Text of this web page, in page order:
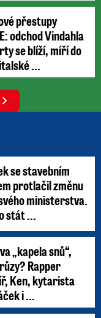
přestupy
odchod Vindahla
se blíží, míří do
...
se stavebním
protlačil změnu
ministerstva.
stát ...
„kapela snů“,
Rapper
Ken, kytarista
i ...